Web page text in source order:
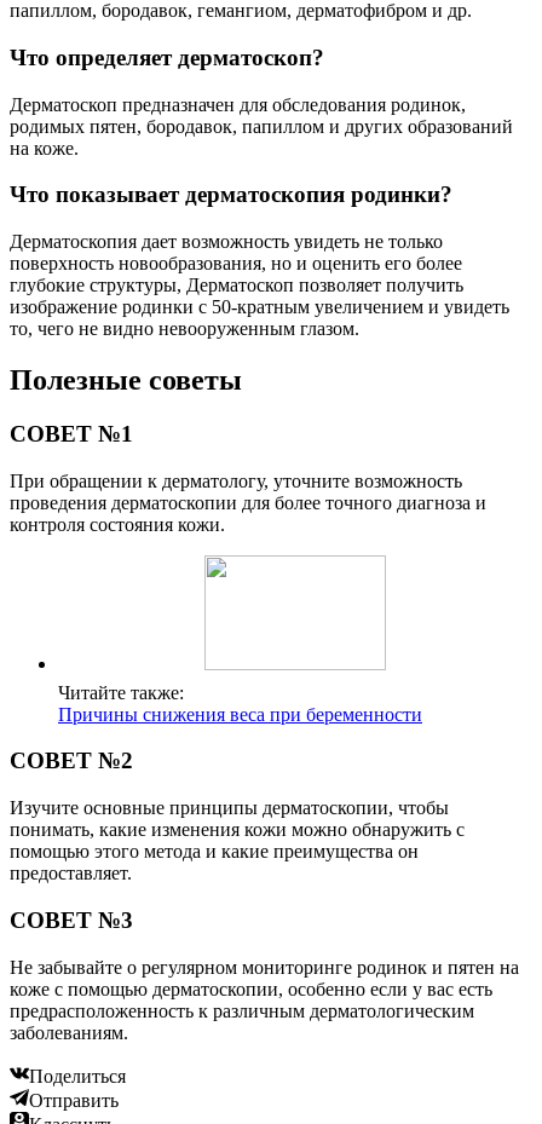
папиллом, бородавок, гемангиом, дерматофибром и др.
Что определяет дерматоскоп?
Дерматоскоп предназначен для обследования родинок,
родимых пятен, бородавок, папиллом и других образований
на коже.
Что показывает дерматоскопия родинки?
Дерматоскопия дает возможность увидеть не только
поверхность новообразования, но и оценить его более
глубокие структуры, Дерматоскоп позволяет получить
изображение родинки с 50-кратным увеличением и увидеть
то, чего не видно невооруженным глазом.
Полезные советы
СОВЕТ №1
При обращении к дерматологу, уточните возможность
проведения дерматоскопии для более точного диагноза и
контроля состояния кожи.
Читайте также:
Причины снижения веса при беременности
СОВЕТ №2
Изучите основные принципы дерматоскопии, чтобы
понимать, какие изменения кожи можно обнаружить с
помощью этого метода и какие преимущества он
предоставляет.
СОВЕТ №3
Не забывайте о регулярном мониторинге родинок и пятен на
коже с помощью дерматоскопии, особенно если у вас есть
предрасположенность к различным дерматологическим
заболеваниям.
Поделиться
Отправить